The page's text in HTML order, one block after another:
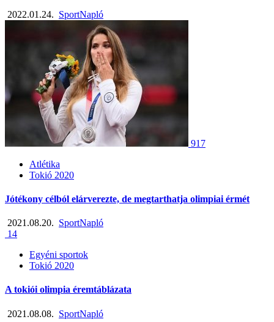
2022.01.24. SportNapló
917
Atlétika
Tokió 2020
Jótékony célból elárverezte, de megtarthatja olimpiai érmét
2021.08.20. SportNapló
14
Egyéni sportok
Tokió 2020
A tokiói olimpia éremtáblázata
2021.08.08. SportNapló